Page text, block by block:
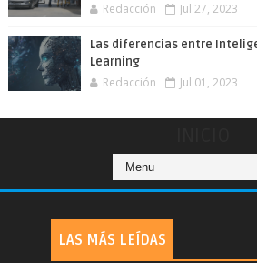
Redacción Jul 27, 2023
Las diferencias entre
Learning
Redacción Jul 01, 2023
LAS MÁS LEÍDAS